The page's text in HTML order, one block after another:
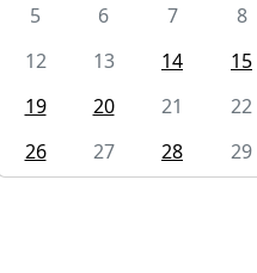
5
6 7 8
12
13 14 15
19
20 21 22
26
27 28 29